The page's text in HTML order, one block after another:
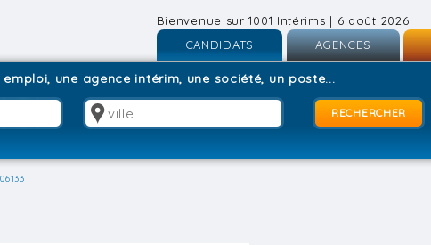
Bienvenue sur 1001 Intérims | 6 août 2026
CANDIDATS
Inscription
AGENCES
Inscription
Connexion
emploi, une agence intérim, une société, un poste...